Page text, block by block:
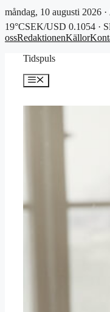
måndag, 10 augusti 2026 ·
19°CSEK/USD 0.1054 ·
ossRedaktionenKällor
Tidspuls
Meny